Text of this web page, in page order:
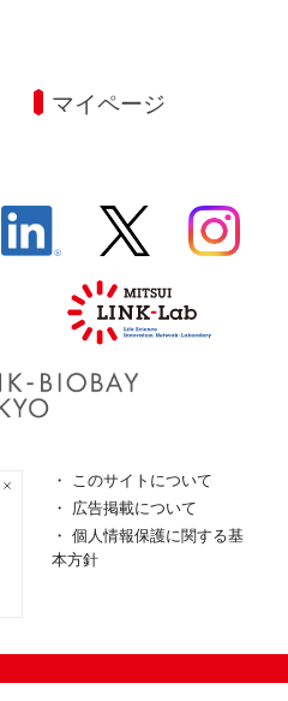
マイページ
このサイトについて
広告掲載について
個人情報保護に関する基
本方針